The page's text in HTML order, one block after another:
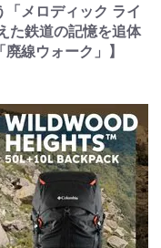
メロディック ライ
た鉄道の記憶を追体
線ウォーク」】